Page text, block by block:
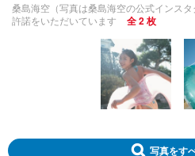
桑島海空（写真は桑島海空の公式インス
許諾をいただいています
全 2 枚
写真をす